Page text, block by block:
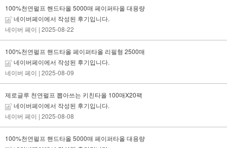
100%천연펄프 핸드타올 5000매 페이퍼타올 대용량
네이버페이에서 작성된 후기입니다.
네이버 페이 | 2025-08-22
100%천연펄프 핸드타올 페이퍼타올 리필형 2500매
네이버페이에서 작성된 후기입니다.
네이버 페이 | 2025-08-09
제로글루 천연펄프 뽑아쓰는 키친타올 100매X20팩
네이버페이에서 작성된 후기입니다.
네이버 페이 | 2025-08-08
100%천연펄프 핸드타올 5000매 페이퍼타올 대용량